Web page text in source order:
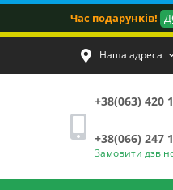
Час подарунків!
Наша адреса
+38(063) 420
+38(066) 247
Замовити